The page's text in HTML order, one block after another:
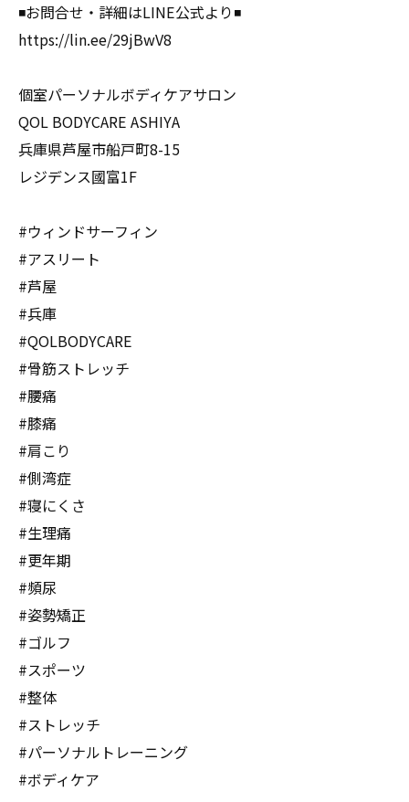
◾️お問合せ・詳細はLINE公式より◾️
https://lin.ee/29jBwV8
個室パーソナルボディケアサロン
QOL BODYCARE ASHIYA
兵庫県芦屋市船戸町8-15
レジデンス國富1F
#ウィンドサーフィン
#アスリート
#芦屋
#兵庫
#QOLBODYCARE
#骨筋ストレッチ
#腰痛
#膝痛
#肩こり
#側湾症
#寝にくさ
#生理痛
#更年期
#頻尿
#姿勢矯正
#ゴルフ
#スポーツ
#整体
#ストレッチ
#パーソナルトレーニング
#ボディケア